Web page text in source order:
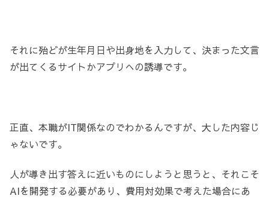
それに殆どが生年月日や出身地を入力して、決まった文言
が出てくるサイトかアプリへの誘導です。
正直、本職がIT関係なのでわかるんですが、大した内容じ
ゃないです。
人が導き出す答えに近いものにしようと思うと、それこそ
AIを開発する必要があり、費用対効果で考えた場合にあ